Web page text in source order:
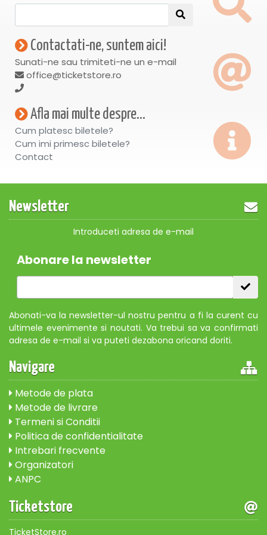
devine primul festival hibrid din România, oferind simultan
experiențe premium și acces gratuit, într-un cadru natural
Cele trei zile de festival vor aduce pe scenă artiști
consacrați, activări speciale, experiențe interactive și zone
dedicate publicului de toate vârstele.
MUSICLOVER FESTIVAL – Muzica se trăiește împreună.
Contactati-ne, suntem aici!
Sunati-ne sau trimiteti-ne un e-mail
office@ticketstore.ro
Afla mai multe despre...
Cum platesc biletele?
Cum imi primesc biletele?
Contact
Newsletter
Introduceti adresa de e-mail
Abonare la newsletter
Abonati-va la newsletter-ul nostru pentru a fi la curent cu
ultimele evenimente si noutati. Va trebui sa va confirmati
adresa de e-mail si va puteti dezabona oricand doriti.
Navigare
Metode de plata
Metode de livrare
Termeni si Conditii
Politica de confidentialitate
Intrebari frecvente
Organizatori
ANPC
Ticketstore
TicketStore.ro